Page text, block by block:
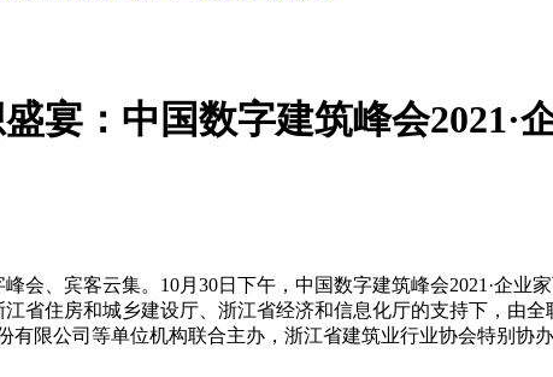
宴：中国数字建筑峰会2021·
、宾客云集。10月30日下午，中国数字建筑峰会2021·企业
省住房和城乡建设厅、浙江省经济和信息化厅的支持下，由
限公司等单位机构联合主办，浙江省建筑业行业协会特别协办